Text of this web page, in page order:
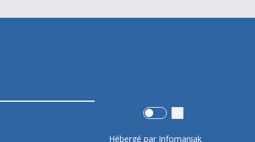
Use setting
Hébergé par Infomaniak